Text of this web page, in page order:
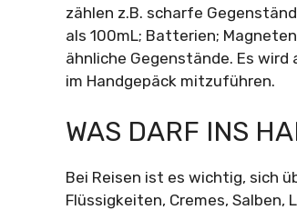
zählen z.B. scharfe
als 100mL; Batterien;
ähnliche Gegenstände. Es
im Handgepäck mitzuführen.
WAS DARF INS
Bei Reisen ist es wichtig, sich
Flüssigkeiten, Cremes,